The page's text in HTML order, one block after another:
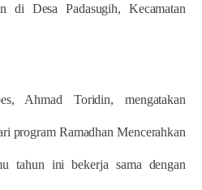
di Desa Padasugih, Kecamatan
Ahmad Toridin, mengatakan
program Ramadhan Mencerahkan
tahun ini bekerja sama dengan